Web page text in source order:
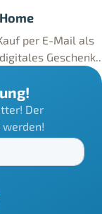
per E-Mail als
Geschenk..
Der